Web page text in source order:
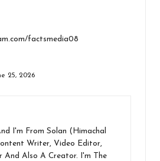
factsmedia08
25, 2026
I'm From Solan (Himachal
Writer, Video Editor,
And Also A Creator. I'm The